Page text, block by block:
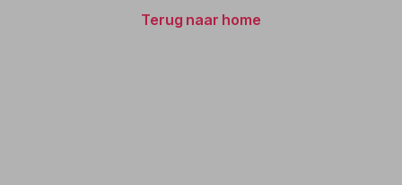
Terug naar home